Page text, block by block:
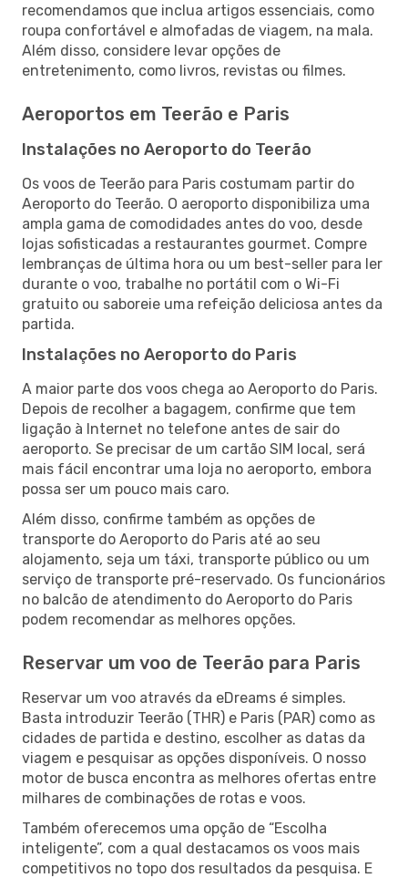
recomendamos que inclua artigos essenciais, como
roupa confortável e almofadas de viagem, na mala.
Além disso, considere levar opções de
entretenimento, como livros, revistas ou filmes.
Aeroportos em Teerão e Paris
Instalações no Aeroporto do Teerão
Os voos de Teerão para Paris costumam partir do
Aeroporto do Teerão. O aeroporto disponibiliza uma
ampla gama de comodidades antes do voo, desde
lojas sofisticadas a restaurantes gourmet. Compre
lembranças de última hora ou um best-seller para ler
durante o voo, trabalhe no portátil com o Wi-Fi
gratuito ou saboreie uma refeição deliciosa antes da
partida.
Instalações no Aeroporto do Paris
A maior parte dos voos chega ao Aeroporto do Paris.
Depois de recolher a bagagem, confirme que tem
ligação à Internet no telefone antes de sair do
aeroporto. Se precisar de um cartão SIM local, será
mais fácil encontrar uma loja no aeroporto, embora
possa ser um pouco mais caro.
Além disso, confirme também as opções de
transporte do Aeroporto do Paris até ao seu
alojamento, seja um táxi, transporte público ou um
serviço de transporte pré-reservado. Os funcionários
no balcão de atendimento do Aeroporto do Paris
podem recomendar as melhores opções.
Reservar um voo de Teerão para Paris
Reservar um voo através da eDreams é simples.
Basta introduzir Teerão (THR) e Paris (PAR) como as
cidades de partida e destino, escolher as datas da
viagem e pesquisar as opções disponíveis. O nosso
motor de busca encontra as melhores ofertas entre
milhares de combinações de rotas e voos.
Também oferecemos uma opção de “Escolha
inteligente”, com a qual destacamos os voos mais
competitivos no topo dos resultados da pesquisa. E